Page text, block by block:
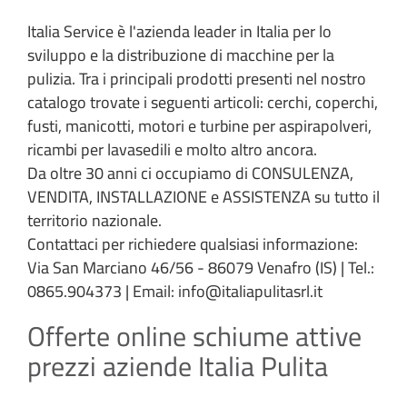
Italia Service è l'azienda leader in Italia per lo
sviluppo e la distribuzione di macchine per la
pulizia. Tra i principali prodotti presenti nel nostro
catalogo trovate i seguenti articoli: cerchi, coperchi,
fusti, manicotti, motori e turbine per aspirapolveri,
ricambi per lavasedili e molto altro ancora.
Da oltre 30 anni ci occupiamo di CONSULENZA,
VENDITA, INSTALLAZIONE e ASSISTENZA su tutto il
territorio nazionale.
Contattaci per richiedere qualsiasi informazione:
Via San Marciano 46/56 - 86079 Venafro (IS) | Tel.:
0865.904373 | Email: info@italiapulitasrl.it
Offerte online schiume attive
prezzi aziende Italia Pulita